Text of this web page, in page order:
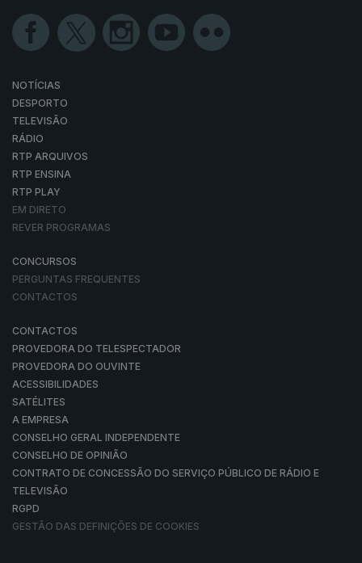
NOTÍCIAS
DESPORTO
TELEVISÃO
RÁDIO
RTP ARQUIVOS
RTP ENSINA
RTP PLAY
EM DIRETO
REVER PROGRAMAS
CONCURSOS
PERGUNTAS FREQUENTES
CONTACTOS
CONTACTOS
PROVEDORA DO TELESPECTADOR
PROVEDORA DO OUVINTE
ACESSIBILIDADES
SATÉLITES
A EMPRESA
CONSELHO GERAL INDEPENDENTE
CONSELHO DE OPINIÃO
CONTRATO DE CONCESSÃO DO SERVIÇO PÚBLICO DE RÁDIO E
TELEVISÃO
RGPD
GESTÃO DAS DEFINIÇÕES DE COOKIES